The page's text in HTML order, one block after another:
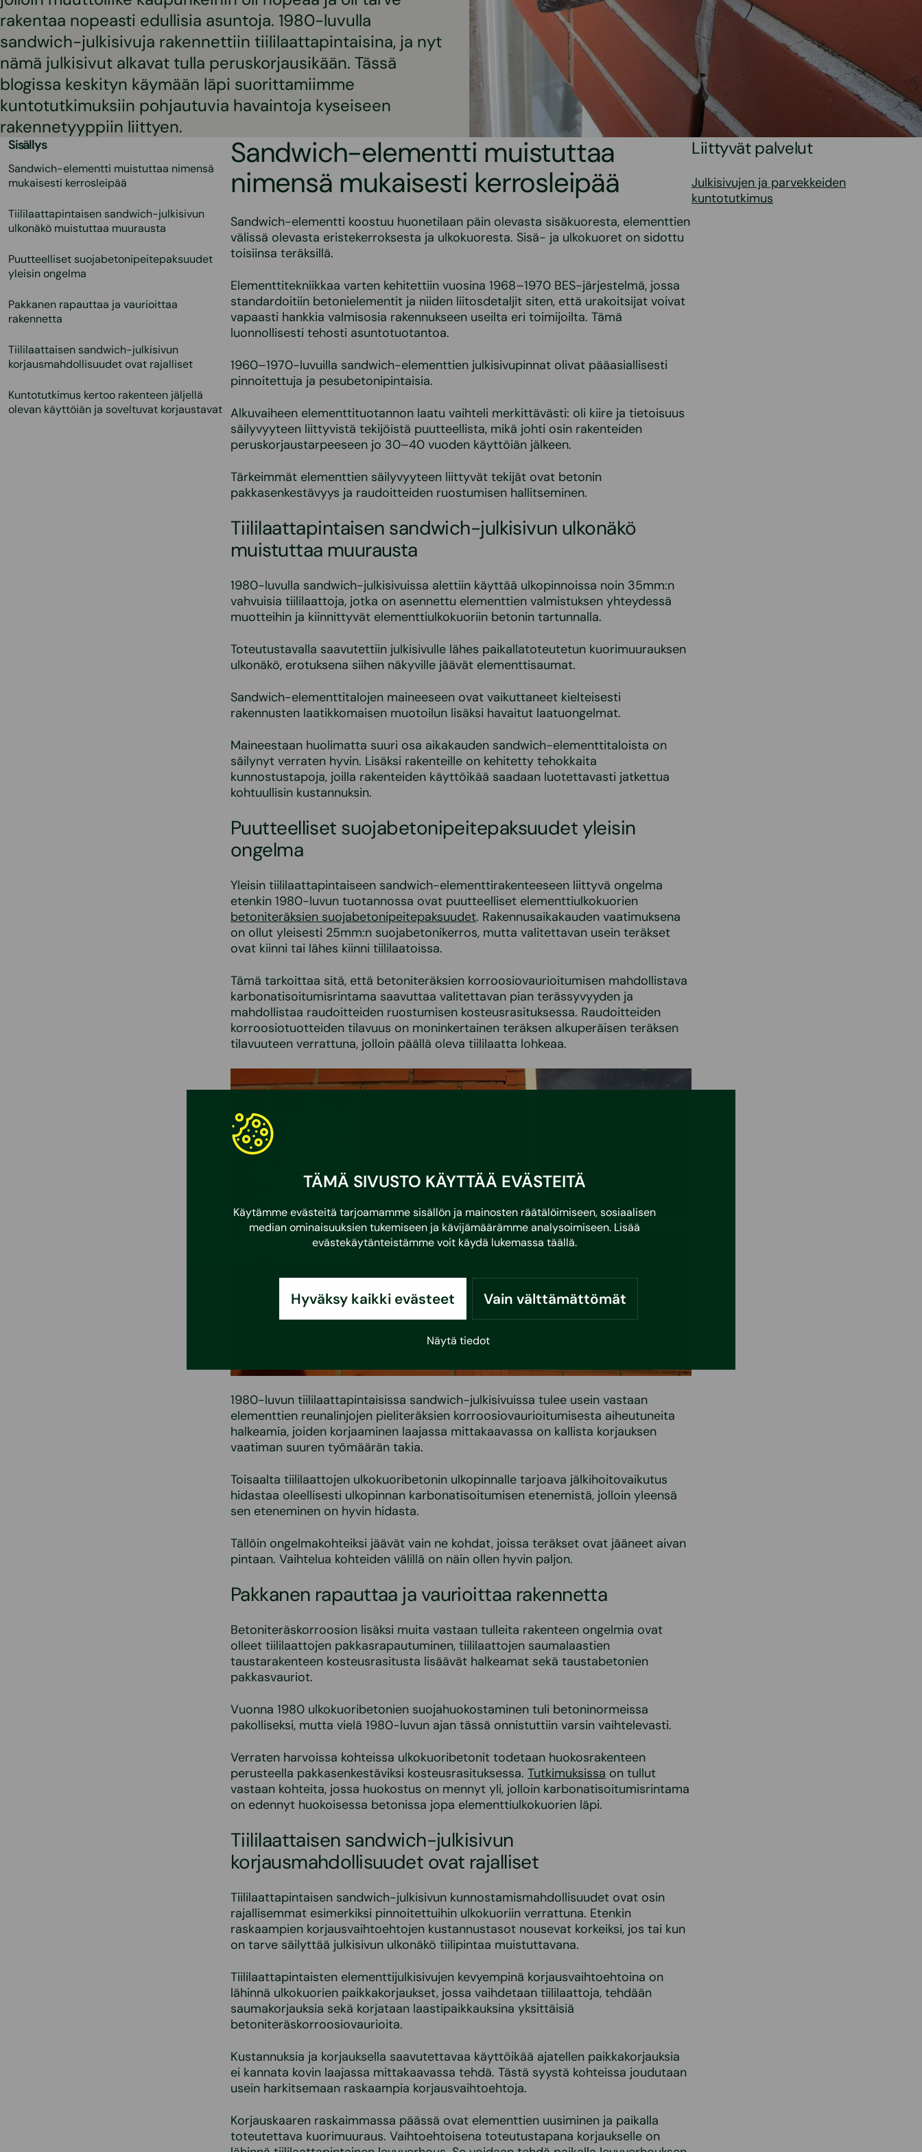
TÄMÄ SIVUSTO KÄYTTÄÄ EVÄSTEITÄ
Käytämme evästeitä tarjoamamme sisällön ja mainosten räätälöimiseen, sosiaalisen
median ominaisuuksien tukemiseen ja kävijämäärämme analysoimiseen. Lisää
evästekäytänteistämme voit käydä lukemassa täällä.
Hyväksy kaikki evästeet Vain välttämättömät
Näytä tiedot
rakentaa nopeasti edullisia asuntoja. 1980-luvulla
sandwich-julkisivuja rakennettiin tiililaattapintaisina, ja nyt
nämä julkisivut alkavat tulla peruskorjausikään. Tässä
blogissa keskityn käymään läpi suorittamiimme
kuntotutkimuksiin pohjautuvia havaintoja kyseiseen
rakennetyyppiin liittyen.
Sisällys
Sandwich-elementti muistuttaa nimensä
mukaisesti kerrosleipää
Tiililaattapintaisen sandwich-julkisivun
ulkonäkö muistuttaa muurausta
Puutteelliset suojabetonipeitepaksuudet
yleisin ongelma
Pakkanen rapauttaa ja vaurioittaa
rakennetta
Tiililaattaisen sandwich-julkisivun
korjausmahdollisuudet ovat rajalliset
Kuntotutkimus kertoo rakenteen jäljellä
olevan käyttöiän ja soveltuvat korjaustavat
Sandwich-elementti muistuttaa
nimensä mukaisesti kerrosleipää
Sandwich-elementti koostuu huonetilaan päin olevasta sisäkuoresta, elementtien
välissä olevasta eristekerroksesta ja ulkokuoresta. Sisä- ja ulkokuoret on sidottu
toisiinsa teräksillä.
Elementtitekniikkaa varten kehitettiin vuosina 1968–1970 BES-järjestelmä, jossa
standardoitiin betonielementit ja niiden liitosdetaljit siten, että urakoitsijat voivat
vapaasti hankkia valmisosia rakennukseen useilta eri toimijoilta. Tämä
luonnollisesti tehosti asuntotuotantoa.
1960–1970-luvuilla sandwich-elementtien julkisivupinnat olivat pääasiallisesti
pinnoitettuja ja pesubetonipintaisia.
Alkuvaiheen elementtituotannon laatu vaihteli merkittävästi: oli kiire ja tietoisuus
säilyvyyteen liittyvistä tekijöistä puutteellista, mikä johti osin rakenteiden
peruskorjaustarpeeseen jo 30–40 vuoden käyttöiän jälkeen.
Tärkeimmät elementtien säilyvyyteen liittyvät tekijät ovat betonin
pakkasenkestävyys ja raudoitteiden ruostumisen hallitseminen.
Tiililaattapintaisen sandwich-julkisivun ulkonäkö
muistuttaa muurausta
1980-luvulla sandwich-julkisivuissa alettiin käyttää ulkopinnoissa noin 35mm:n
vahvuisia tiililaattoja, jotka on asennettu elementtien valmistuksen yhteydessä
muotteihin ja kiinnittyvät elementtiulkokuoriin betonin tartunnalla.
Toteutustavalla saavutettiin julkisivulle lähes paikallatoteutetun kuorimuurauksen
ulkonäkö, erotuksena siihen näkyville jäävät elementtisaumat.
Sandwich-elementtitalojen maineeseen ovat vaikuttaneet kielteisesti
rakennusten laatikkomaisen muotoilun lisäksi havaitut laatuongelmat.
Maineestaan huolimatta suuri osa aikakauden sandwich-elementtitaloista on
säilynyt verraten hyvin. Lisäksi rakenteille on kehitetty tehokkaita
kunnostustapoja, joilla rakenteiden käyttöikää saadaan luotettavasti jatkettua
kohtuullisin kustannuksin.
Puutteelliset suojabetonipeitepaksuudet yleisin
ongelma
Yleisin tiililaattapintaiseen sandwich-elementtirakenteeseen liittyvä ongelma
etenkin 1980-luvun tuotannossa ovat puutteelliset elementtiulkokuorien
betoniteräksien suojabetonipeitepaksuudet. Rakennusaikakauden vaatimuksena
on ollut yleisesti 25mm:n suojabetonikerros, mutta valitettavan usein teräkset
ovat kiinni tai lähes kiinni tiililaatoissa.
Tämä tarkoittaa sitä, että betoniteräksien korroosiovaurioitumisen mahdollistava
karbonatisoitumisrintama saavuttaa valitettavan pian terässyvyyden ja
mahdollistaa raudoitteiden ruostumisen kosteusrasituksessa. Raudoitteiden
korroosiotuotteiden tilavuus on moninkertainen teräksen alkuperäisen teräksen
tilavuuteen verrattuna, jolloin päällä oleva tiililaatta lohkeaa.
1980-luvun tiililaattapintaisissa sandwich-julkisivuissa tulee usein vastaan
elementtien reunalinjojen pieliteräksien korroosiovaurioitumisesta aiheutuneita
halkeamia, joiden korjaaminen laajassa mittakaavassa on kallista korjauksen
vaatiman suuren työmäärän takia.
Toisaalta tiililaattojen ulkokuoribetonin ulkopinnalle tarjoava jälkihoitovaikutus
hidastaa oleellisesti ulkopinnan karbonatisoitumisen etenemistä, jolloin yleensä
sen eteneminen on hyvin hidasta.
Tällöin ongelmakohteiksi jäävät vain ne kohdat, joissa teräkset ovat jääneet aivan
pintaan. Vaihtelua kohteiden välillä on näin ollen hyvin paljon.
Pakkanen rapauttaa ja vaurioittaa rakennetta
Betoniteräskorroosion lisäksi muita vastaan tulleita rakenteen ongelmia ovat
olleet tiililaattojen pakkasrapautuminen, tiililaattojen saumalaastien
taustarakenteen kosteusrasitusta lisäävät halkeamat sekä taustabetonien
pakkasvauriot.
Vuonna 1980 ulkokuoribetonien suojahuokostaminen tuli betoninormeissa
pakolliseksi, mutta vielä 1980-luvun ajan tässä onnistuttiin varsin vaihtelevasti.
Verraten harvoissa kohteissa ulkokuoribetonit todetaan huokosrakenteen
perusteella pakkasenkestäviksi kosteusrasituksessa. Tutkimuksissa on tullut
vastaan kohteita, jossa huokostus on mennyt yli, jolloin karbonatisoitumisrintama
on edennyt huokoisessa betonissa jopa elementtiulkokuorien läpi.
Tiililaattaisen sandwich-julkisivun
korjausmahdollisuudet ovat rajalliset
Tiililaattapintaisen sandwich-julkisivun kunnostamismahdollisuudet ovat osin
rajallisemmat esimerkiksi pinnoitettuihin ulkokuoriin verrattuna. Etenkin
raskaampien korjausvaihtoehtojen kustannustasot nousevat korkeiksi, jos tai kun
on tarve säilyttää julkisivun ulkonäkö tiilipintaa muistuttavana.
Tiililaattapintaisten elementtijulkisivujen kevyempinä korjausvaihtoehtoina on
lähinnä ulkokuorien paikkakorjaukset, jossa vaihdetaan tiililaattoja, tehdään
saumakorjauksia sekä korjataan laastipaikkauksina yksittäisiä
betoniteräskorroosiovaurioita.
Kustannuksia ja korjauksella saavutettavaa käyttöikää ajatellen paikkakorjauksia
ei kannata kovin laajassa mittakaavassa tehdä. Tästä syystä kohteissa joudutaan
usein harkitsemaan raskaampia korjausvaihtoehtoja.
Korjauskaaren raskaimmassa päässä ovat elementtien uusiminen ja paikalla
toteutettava kuorimuuraus. Vaihtoehtoisena toteutustapana korjaukselle on
Liittyvät palvelut
Julkisivujen ja parvekkeiden
kuntotutkimus